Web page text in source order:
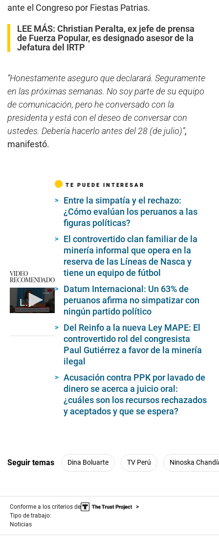
ante el Congreso por Fiestas Patrias.
LEE MÁS: Christian Peralta, ex jefe de prensa
de Fuerza Popular, es designado asesor de la
Jefatura del IRTP
“Honestamente aseguro que declarará. Seguramente
en las próximas semanas. No soy parte de su equipo
de comunicación, pero he conversado con la
presidenta y está con el deseo de conversar con
ustedes. Debería hacerlo antes del 28 (de julio)”,
manifestó.
VIDEO
RECOMENDADO
La presidenta de la república, Dina Boluarte, participa en conmemoración
TE PUEDE INTERESAR
Entre la simpatía y el rechazo:
¿Cómo evalúan los peruanos a las
figuras políticas?
El controvertido clan familiar de la
minería informal que opera en la
reserva de las Líneas de Nasca y
tiene un equipo de fútbol
Datum Internacional: Un 63% de
peruanos afirma no simpatizar con
ningún partido político
Del Reinfo a la nueva Ley MAPE: El
controvertido rol del congresista
Paul Gutiérrez a favor de la minería
ilegal
Acusación contra PPK por lavado de
dinero se acerca a juicio oral:
¿cuáles son los recursos rechazados
y aceptados y que se espera?
Seguir temas Dina Boluarte TV Perú Ninoska
Conforme a los criterios de
Tipo de trabajo:
Noticias